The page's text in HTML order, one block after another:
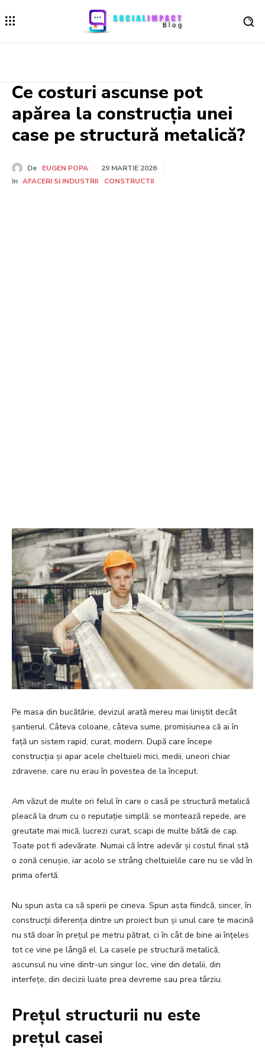
Ce costuri ascunse pot
apărea la construcția unei
case pe structură metalică?
De EUGEN POPA
29 MARTIE 2026
In AFACERI SI INDUSTRII CONSTRUCTII
Pe masa din bucătărie, devizul arată mereu mai liniștit decât
șantierul. Câteva coloane, câteva sume, promisiunea că ai în
față un sistem rapid, curat, modern. După care începe
construcția și apar acele cheltuieli mici, medii, uneori chiar
zdravene, care nu erau în povestea de la început.
Am văzut de multe ori felul în care o casă pe structură metalică
pleacă la drum cu o reputație simplă: se montează repede, are
greutate mai mică, lucrezi curat, scapi de multe bătăi de cap.
Toate pot fi adevărate. Numai că între adevăr și costul final stă
o zonă cenușie, iar acolo se strâng cheltuielile care nu se văd în
prima ofertă.
Nu spun asta ca să sperii pe cineva. Spun asta fiindcă, sincer, în
construcții diferența dintre un proiect bun și unul care te macină
nu stă doar în prețul pe metru pătrat, ci în cât de bine ai înțeles
tot ce vine pe lângă el. La casele pe structură metalică,
ascunsul nu vine dintr-un singur loc, vine din detalii, din
interfețe, din decizii luate prea devreme sau prea târziu.
Prețul structurii nu este
prețul casei